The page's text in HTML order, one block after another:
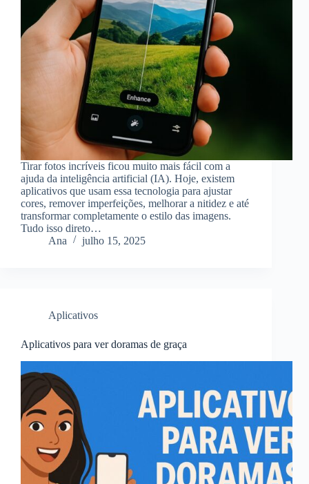
Tirar fotos incríveis ficou muito mais fácil com a
ajuda da inteligência artificial (IA). Hoje, existem
aplicativos que usam essa tecnologia para ajustar
cores, remover imperfeições, melhorar a nitidez e até
transformar completamente o estilo das imagens.
Tudo isso direto…
Ana
julho 15, 2025
Aplicativos
Aplicativos para ver doramas de graça